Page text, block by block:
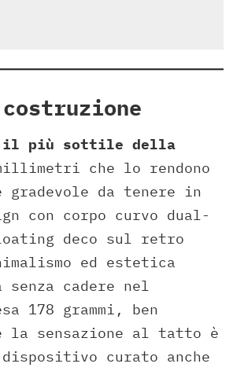
è il più sottile della
che lo rendono
gradevole da tenere in
con corpo curvo dual-
deco sul retro
ed estetica
senza cadere nel
178 grammi, ben
sensazione al tatto è
curato anche